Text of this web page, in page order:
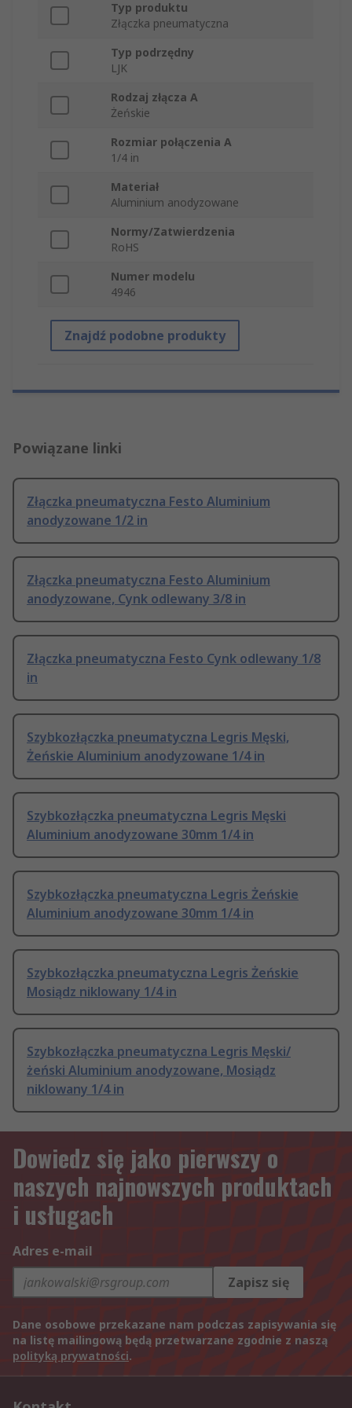
Typ produktu
Złączka pneumatyczna
Typ podrzędny
LJK
Rodzaj złącza A
Żeńskie
Rozmiar połączenia A
1/4 in
Materiał
Aluminium anodyzowane
Normy/Zatwierdzenia
RoHS
Numer modelu
4946
Znajdź podobne produkty
Powiązane linki
Złączka pneumatyczna Festo Aluminium
anodyzowane 1/2 in
Złączka pneumatyczna Festo Aluminium
anodyzowane, Cynk odlewany 3/8 in
Złączka pneumatyczna Festo Cynk odlewany 1/8
in
Szybkozłączka pneumatyczna Legris Męski,
Żeńskie Aluminium anodyzowane 1/4 in
Szybkozłączka pneumatyczna Legris Męski
Aluminium anodyzowane 30mm 1/4 in
Szybkozłączka pneumatyczna Legris Żeńskie
Aluminium anodyzowane 30mm 1/4 in
Szybkozłączka pneumatyczna Legris Żeńskie
Mosiądz niklowany 1/4 in
Szybkozłączka pneumatyczna Legris Męski/
żeński Aluminium anodyzowane, Mosiądz
niklowany 1/4 in
Dowiedz się jako pierwszy o
naszych najnowszych produktach
i usługach
Adres e-mail
Zapisz się
Dane osobowe przekazane nam podczas zapisywania się
na listę mailingową będą przetwarzane zgodnie z naszą
polityką prywatności.